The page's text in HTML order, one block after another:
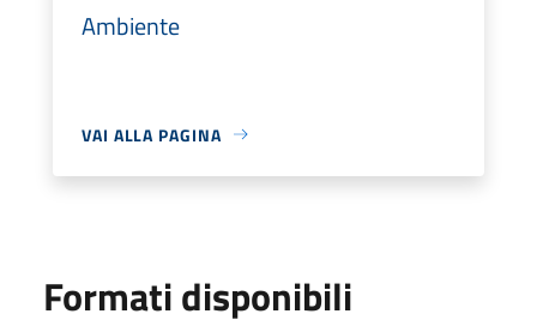
Ambiente
VAI ALLA PAGINA
Formati disponibili